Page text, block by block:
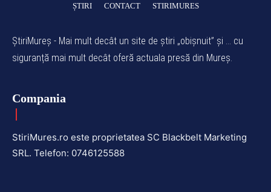
ȘTIRI CONTACT STIRIMURES
ȘtiriMureș - Mai mult decât un site de știri „obișnuit” și ... cu
siguranță mai mult decât oferă actuala presă din Mureș.
Compania
StiriMures.ro este proprietatea SC Blackbelt Marketing
SRL. Telefon: 0746125588